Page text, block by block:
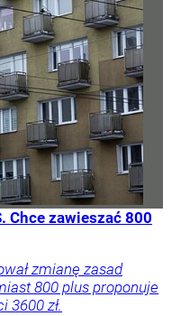
Chce zawieszać 800
zmianę zasad
800 plus proponuje
3600 zł.